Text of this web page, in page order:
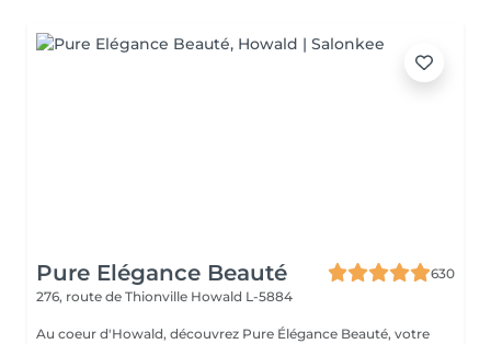
Pure Elégance Beauté
630
276, route de Thionville Howald L-5884
Au coeur d'Howald, découvrez Pure Élégance Beauté, votre